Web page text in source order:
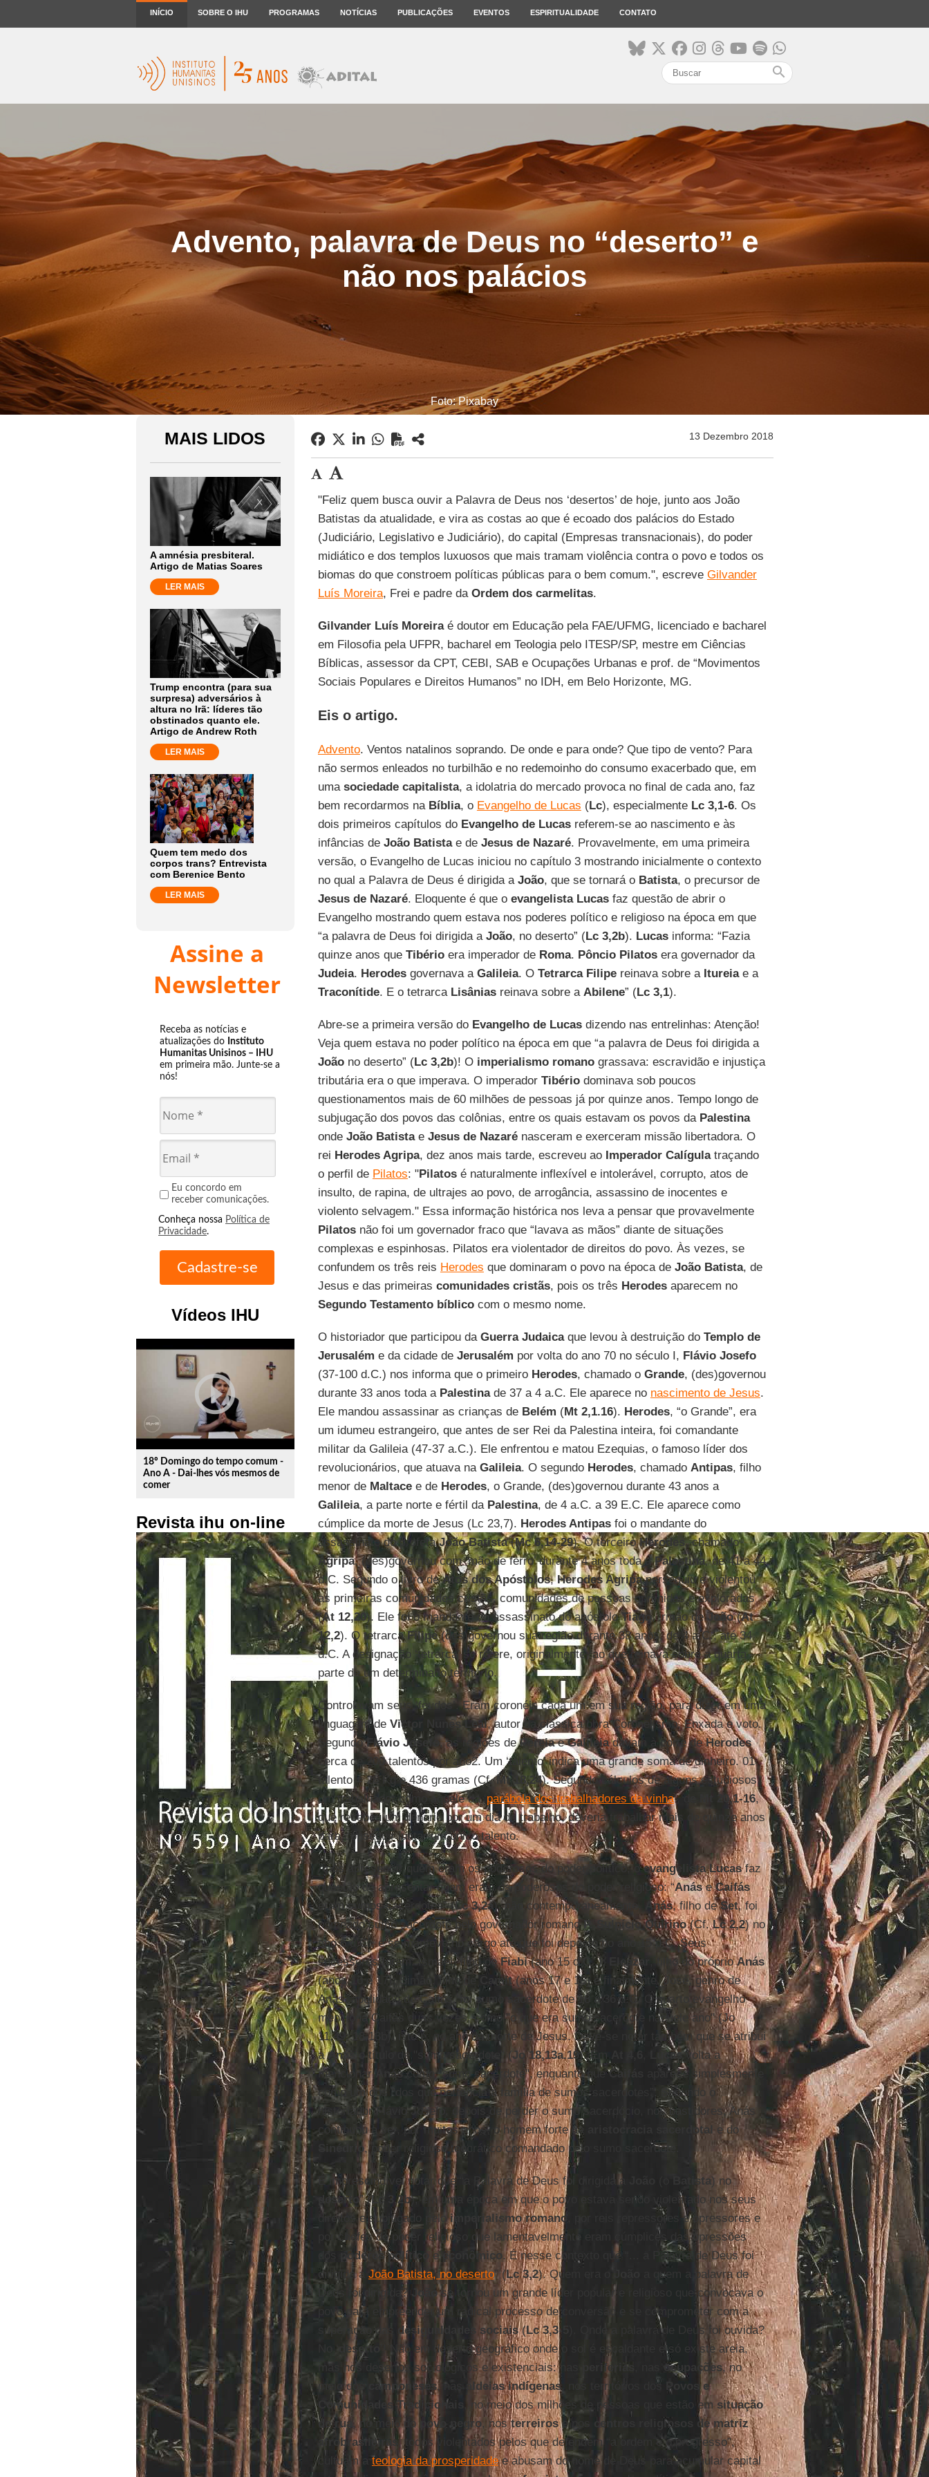
INÍCIO SOBRE O IHU PROGRAMAS NOTÍCIAS PUBLICAÇÕES EVENTOS ESPIRITUALIDADE CONTATO
search
Advento, palavra de Deus no “deserto” e
não nos palácios
Foto: Pixabay
MAIS LIDOS
A amnésia presbiteral.
Artigo de Matias Soares
LER MAIS
Trump encontra (para sua
surpresa) adversários à
altura no Irã: líderes tão
obstinados quanto ele.
Artigo de Andrew Roth
LER MAIS
Quem tem medo dos
corpos trans? Entrevista
com Berenice Bento
LER MAIS
Assine a
Newsletter
Receba as notícias e
atualizações do Instituto
Humanitas Unisinos – IHU
em primeira mão. Junte-se a
nós!
Eu concordo em
receber comunicações.
Conheça nossa Política de
Privacidade.
Vídeos IHU
play_circle_outline
18º Domingo do tempo comum -
Ano A - Dai-lhes vós mesmos de
comer
Revista ihu on-line
13 Dezembro 2018
"Feliz quem busca ouvir a Palavra de Deus nos ‘desertos’ de hoje, junto aos João
Batistas da atualidade, e vira as costas ao que é ecoado dos palácios do Estado
(Judiciário, Legislativo e Judiciário), do capital (Empresas transnacionais), do poder
midiático e dos templos luxuosos que mais tramam violência contra o povo e todos os
biomas do que constroem políticas públicas para o bem comum.", escreve Gilvander
Luís Moreira, Frei e padre da Ordem dos carmelitas.
Gilvander Luís Moreiraé doutor em Educação pela FAE/UFMG, licenciado e bacharel
em Filosofia pela UFPR, bacharel em Teologia pelo ITESP/SP, mestre em Ciências
Bíblicas, assessor da CPT, CEBI, SAB e Ocupações Urbanas e prof. de “Movimentos
Sociais Populares e Direitos Humanos” no IDH, em Belo Horizonte, MG.
Eis o artigo.
Advento. Ventos natalinos soprando. De onde e para onde? Que tipo de vento? Para
não sermos enleados no turbilhão e no redemoinho do consumo exacerbado que, em
uma sociedade capitalista, a idolatria do mercado provoca no final de cada ano, faz
bem recordarmos na Bíblia, o Evangelho de Lucas (Lc), especialmente Lc 3,1-6. Os
dois primeiros capítulos do Evangelho de Lucasreferem-se ao nascimento e às
infâncias de João Batistae de Jesus de Nazaré. Provavelmente, em uma primeira
versão, o Evangelho de Lucas iniciou no capítulo 3 mostrando inicialmente o contexto
no qual a Palavra de Deus é dirigida a João, que se tornará o Batista, o precursor de
Jesus de Nazaré. Eloquente é que o evangelista Lucasfaz questão de abrir o
Evangelho mostrando quem estava nos poderes político e religioso na época em que
“a palavra de Deus foi dirigida a João, no deserto” (Lc 3,2b). Lucasinforma: “Fazia
quinze anos que Tibérioera imperador de Roma. Pôncio Pilatosera governador da
Judeia. Herodesgovernava a Galileia. O Tetrarca Filipereinava sobre a Itureiae a
Traconítide. E o tetrarca Lisâniasreinava sobre a Abilene” (Lc 3,1).
Abre-se a primeira versão do Evangelho de Lucasdizendo nas entrelinhas: Atenção!
Veja quem estava no poder político na época em que “a palavra de Deus foi dirigida a
Joãono deserto” (Lc 3,2b)! O imperialismo romanograssava: escravidão e injustiça
tributária era o que imperava. O imperador Tibériodominava sob poucos
questionamentos mais de 60 milhões de pessoas já por quinze anos. Tempo longo de
subjugação dos povos das colônias, entre os quais estavam os povos da Palestina
onde João Batistae Jesus de Nazarénasceram e exerceram missão libertadora. O
rei Herodes Agripa, dez anos mais tarde, escreveu ao Imperador Calígulatraçando
o perfil de Pilatos: "Pilatosé naturalmente inflexível e intolerável, corrupto, atos de
insulto, de rapina, de ultrajes ao povo, de arrogância, assassino de inocentes e
violento selvagem." Essa informação histórica nos leva a pensar que provavelmente
Pilatosnão foi um governador fraco que “lavava as mãos” diante de situações
complexas e espinhosas. Pilatos era violentador de direitos do povo. Às vezes, se
confundem os três reis Herodes que dominaram o povo na época de João Batista, de
Jesus e das primeiras comunidades cristãs, pois os três Herodesaparecem no
Segundo Testamento bíblicocom o mesmo nome.
O historiador que participou da Guerra Judaicaque levou à destruição do Templo de
Jerusalém e da cidade de Jerusalém por volta do ano 70 no século I, Flávio Josefo
(37-100 d.C.) nos informa que o primeiro Herodes, chamado o Grande, (des)governou
durante 33 anos toda a Palestinade 37 a 4 a.C. Ele aparece no nascimento de Jesus.
Ele mandou assassinar as crianças de Belém (Mt 2,1.16). Herodes, “o Grande”, era
um idumeu estrangeiro, que antes de ser Rei da Palestina inteira, foi comandante
militar da Galileia (47-37 a.C.). Ele enfrentou e matou Ezequias, o famoso líder dos
revolucionários, que atuava na Galileia. O segundo Herodes, chamado Antipas, filho
menor de Maltacee de Herodes, o Grande, (des)governou durante 43 anos a
Galileia, a parte norte e fértil da Palestina, de 4 a.C. a 39 E.C. Ele aparece como
cúmplice da morte de Jesus (Lc 23,7). Herodes Antipasfoi o mandante do
assassinato do profetaJoão Batista(Mc 6,14-29). O terceiroHerodes, chamado
Agripa, (des)governou com ‘mão de ferro’ durante 4 anos toda aPalestina, de 41 a 44
d.C. Segundo o livro deAtos dos Apóstolos,Herodes Agripaperseguiu e violentou
as primeiras comunidades cristãs, comunidades de pessoas oprimidas e exploradas
(At 12,20). Ele foi o mandante do assassinato do apóstoloTiago, irmão deJoão(At
12,2). O tetrarcaFilipe(des)governou sua região durante 38 anos, de 4 a.C., até 34
d.C. A designação ‘tetrarca’ se refere, originalmente, ao que reinava sobre a quarta
parte de um determinado território.
Controlavam seus ‘feudos’. Eram coronéis cada um em sua região, para dizer em uma
linguagem de Victor Nunes Leal, autor da clássica obra Coronelismo, Enxada e voto.
SegundoFlávio Josefo , as regiões dePereiaeGalileiadavam à corte deHerodes
cerca de 200 talentos por ano2. Um ‘talento’ indica uma grande soma de dinheiro. 01
talento = 26 Kg e 436 gramas (Cf.Mt 18,24). Segundo cálculos de alguns estudiosos,
um trabalhador como aquele da ‘ parábola dos trabalhadores da vinha’, de Mt 20,1-16,
que recebeu um denário por um dia de trabalho, deveria trabalhar mais de quinze anos
para conseguir juntar um único talento.
Após apresentar quem eram os poderosos do poder político, oevangelista Lucasfaz
questão de apresentar quem eram os poderosos do poder religioso: “AnáseCaifás
eram sumos sacerdotes” (Lc 3,2a), não contemporaneamente. Anás, filho deSet, foi
nomeado sumo sacerdote pelo governador romanoP. Sulpício Quirino(Cf.Lc 2,2) no
ano 6 d.C., e se manteve no cargo até que foi deposto no ano 15 d.C. Seus
sucessores foram: Ismael, filho deFiabi(ano 15 d.C.,); Eleazar , filho do próprioAnás
(anos 16 e 17); Simão, filho de
Camit(anos 17 e 18) e finalmente, José, genro de
Anás, apelidado de Caifás, foi sumo sacerdote de 18 a 36 d.C. O quarto evangelho
menciona Caifás duas vezes, como "o que era sumo sacerdote naquele ano" (Jo
11,49; 18,13b), isto é, no ano da morte de Jesus. Deve-se notar também que se atribui
aAnás o título de "sumo sacerdote" (Jo 18,13a.19). Em Lucasvolta a
mencionar Anáscomo "sumo sacerdote", enquanto queCaifás
aparece simplesmente
como um dos "dos que pertencia à família de sumos sacerdotes”. Segundo o
historiador Flávio Josefo, depois de perder o sumo sacerdócio, nos bastidores, Anás
continuou a ser, por muitos anos, o homem forte da
aristocracia sacerdotal e do
Sinédrio, poder religioso teocrático comandado pelo sumo sacerdote.
É imprescindível notar que “a Palavra de Deus foi dirigida a Batista) no
deserto” (Lc 3,2b), em uma época em que o povo estava sendo violentado nos seus
direitos e subjugado peloimperialismo romano, por reis repressores e opressores e
por chefes do poder religioso que lamentavelmente eram cúmplices das opressões
poderes político e econômico. É nesse contexto que “... a Palavra de Deus foi
dirigida a João Batista, no deserto” (Lc 3,2). Quem era o
a quem a palavra de
Deus foi dirigida?
Joãose tornou um grande líder popular e religioso que convocava o
povo para empreender um radical processo de conversão e se comprometer com a
superação das
desigualdades sociais(Lc 3,3-5
). Onde a palavra de Deus foi ouvida?
deserto
’! Não em deserto geográfico onde o sol é escaldante e só existe areia,
mas nos desertos sociológicos e existenciais: nas
periferias ocupações, no
meio dos
camponeses, nas aldeias indígenas, nos territórios dos
Povos e
Comunidades Tradicionais
, no meio dos milhões de pessoas que estão em situação
de rua , no meio do povo negro, nosterreirose nos
centros religiosos de matriz
afrobrasileiras, todos violentados pelos que defendem “a ordem e o progresso”,
cultuam a teologia da prosperidadee abusam do nome de Deus para acumular capital